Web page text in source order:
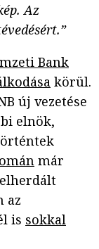
Az
Bank
körül.
új vezetése
elnök,
már
az
is sokkal